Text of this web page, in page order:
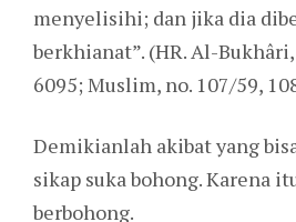
menyelisihi; dan jika dia
berkhianat”. (HR. Al-
6095; Muslim, no. 107/59,
Demikianlah akibat yang
sikap suka bohong. Karena
berbohong.